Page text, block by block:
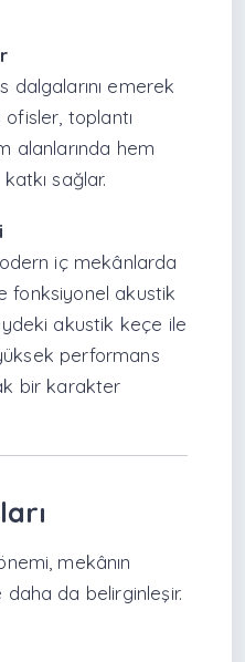
dalgalarını emerek
ofisler, toplantı
alanlarında hem
sağlar.
iç mekânlarda
fonksiyonel akustik
akustik keçe ile
performans
bir karakter
mekânın
daha da belirginleşir.